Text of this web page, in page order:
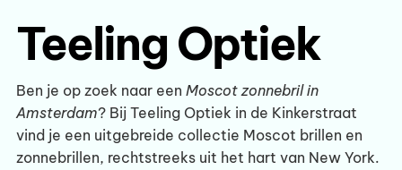
Teeling Optiek
Ben je op zoek naar een Moscot zonnebril in
Amsterdam? Bij Teeling Optiek in de Kinkerstraat
vind je een uitgebreide collectie Moscot brillen en
zonnebrillen, rechtstreeks uit het hart van New York.